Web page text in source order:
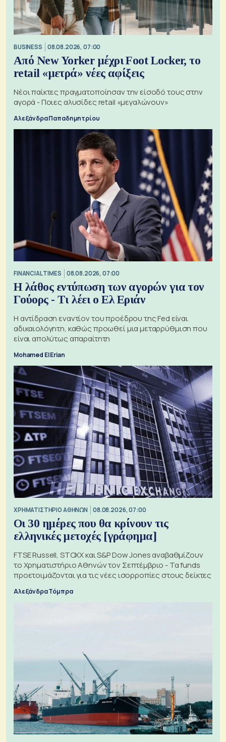
BUSINESS 08.08.2026, 07:00
Από New Yorker μέχρι Foot Locker, το
retail «μετρά» νέες αφίξεις
Νέοι παίκτες πραγματοποίησαν την είσοδό τους στην
αγορά - Ποιες αλυσίδες retail «μεγαλώνουν»
Αλεξάνδρα Παπαδημητρίου
FINANCIAL TIMES 08.08.2026, 07:00
Η λάθος εντύπωση των αγορών για τον
Γούορς - Τι λέει ο Ελ Εριάν
Η αντίδραση εναντίον του προέδρου της Fed είναι
αδικαιολόγητη, καθώς προωθεί μια μεταρρύθμιση που
είναι απολύτως απαραίτητη
Mohamed El Erian
XΡΗΜΑΤΙΣΤΗΡΙΟ ΑΘΗΝΩΝ 08.08.2026, 07:00
Οι 30 ημέρες που θα κρίνουν τις
ελληνικές μετοχές [γράφημα]
FTSE Russell, STOXX και S&P Dow Jones αναβαθμίζουν
το Χρηματιστήριο Αθηνών τον Σεπτέμβριο - Τα funds
προετοιμάζονται για τις νέες ισορροπίες στους δείκτες
Αλεξάνδρα Τόμπρα